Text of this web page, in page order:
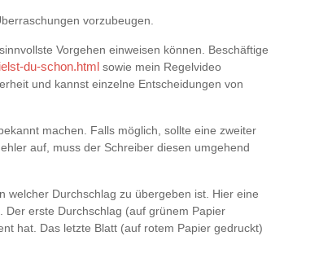
vorzubeugen.
Vorgehen einweisen können. Beschäftige
du-schon.html sowie mein Regelvideo
und kannst einzelne Entscheidungen von
machen. Falls möglich, sollte eine zweiter
auf, muss der Schreiber diesen umgehend
welcher Durchschlag zu übergeben ist. Hier eine
Der erste Durchschlag (auf grünem Papier
hat. Das letzte Blatt (auf rotem Papier gedruckt)